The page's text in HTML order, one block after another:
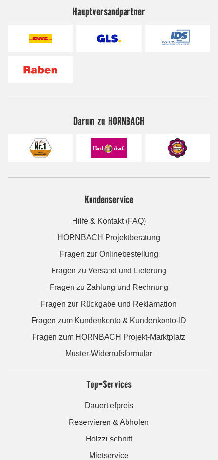
Hauptversandpartner
Darum zu HORNBACH
Kundenservice
Hilfe & Kontakt (FAQ)
HORNBACH Projektberatung
Fragen zur Onlinebestellung
Fragen zu Versand und Lieferung
Fragen zu Zahlung und Rechnung
Fragen zur Rückgabe und Reklamation
Fragen zum Kundenkonto & Kundenkonto-ID
Fragen zum HORNBACH Projekt-Marktplatz
Muster-Widerrufsformular
Top-Services
Dauertiefpreis
Reservieren & Abholen
Holzzuschnitt
Mietservice